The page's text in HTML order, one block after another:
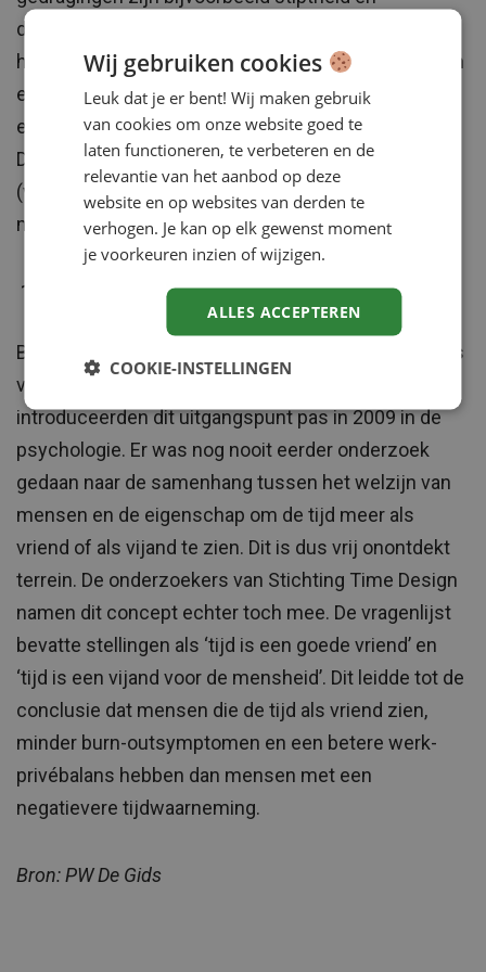
doorzettingsvermogen. Volgens het onderzoek
hebben medewerkers die weinig uitstellen, stipt zijn
en doorzettingsvermogen hebben meer
eigenwaarde en minder burn-outsymptomen.
Daarnaast zijn ze vitaler en presteren ze subjectief
(volgens hen zelf) beter vergeleken met mensen
met een meer negatief tijdgericht gedrag.
De tijd als vriend
Belangrijk is of medewerkers de tijd als vriend of als
vijand beschouwen. Poolse wetenschappers
introduceerden dit uitgangspunt pas in 2009 in de
psychologie. Er was nog nooit eerder onderzoek
gedaan naar de samenhang tussen het welzijn van
mensen en de eigenschap om de tijd meer als
vriend of als vijand te zien. Dit is dus vrij onontdekt
terrein. De onderzoekers van Stichting Time Design
namen dit concept echter toch mee. De vragenlijst
bevatte stellingen als ‘tijd is een goede vriend’ en
‘tijd is een vijand voor de mensheid’. Dit leidde tot de
conclusie dat mensen die de tijd als vriend zien,
minder burn-outsymptomen en een betere werk-
privébalans hebben dan mensen met een
negatievere tijdwaarneming.
Bron: PW De Gids
Wij gebruiken cookies
Leuk dat je er bent! Wij maken gebruik
van cookies om onze website goed te
laten functioneren, te verbeteren en de
relevantie van het aanbod op deze
website en op websites van derden te
verhogen. Je kan op elk gewenst moment
je voorkeuren inzien of wijzigen.
ALLES ACCEPTEREN
COOKIE-INSTELLINGEN